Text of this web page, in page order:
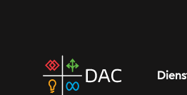
home
page